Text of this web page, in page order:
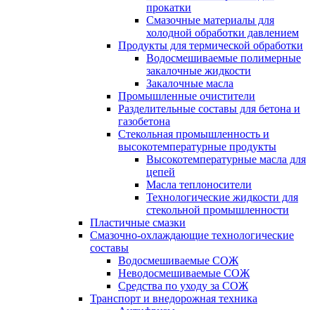
прокатки
Смазочные материалы для
холодной обработки давлением
Продукты для термической обработки
Водосмешиваемые полимерные
закалочные жидкости
Закалочные масла
Промышленные очистители
Разделительные составы для бетона и
газобетона
Стекольная промышленность и
высокотемпературные продукты
Высокотемпературные масла для
цепей
Масла теплоносители
Технологические жидкости для
стекольной промышленности
Пластичные смазки
Смазочно-охлаждающие технологические
составы
Водосмешиваемые СОЖ
Неводосмешиваемые СОЖ
Средства по уходу за СОЖ
Транспорт и внедорожная техника